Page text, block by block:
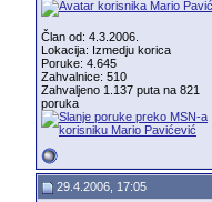
Član od: 4.3.2006.
Lokacija: Izmedju korica
Poruke: 4.645
Zahvalnice: 510
Zahvaljeno 1.137 puta na 821
poruka
29.4.2006, 17:05